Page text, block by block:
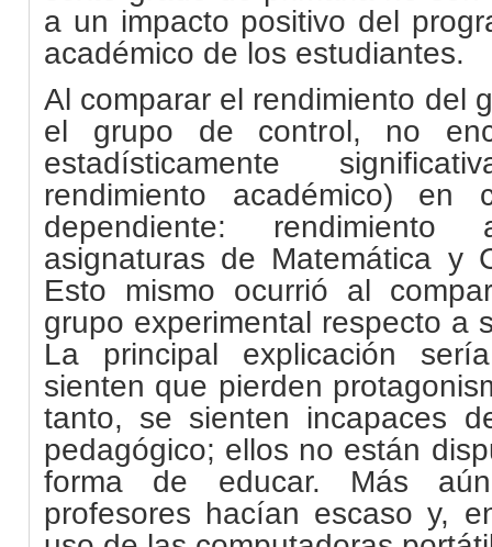
a un impacto positivo del
académico de los estudiantes.
Al comparar el rendimiento del
el grupo de control, no
estadísticamente
rendimiento académico)
dependiente:
asignaturas de Matemática y
Esto mismo ocurrió al
grupo experimental respecto a
La principal explicación
sienten que pierden
tanto, se sienten incapaces
pedagógico; ellos no están
forma de educar. Más
profesores hacían escaso y,